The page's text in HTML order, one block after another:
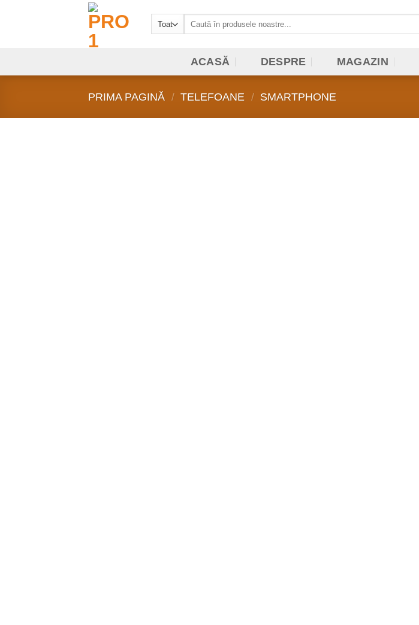
ACASĂ DESPRE MAGAZIN
PRIMA PAGINĂ / TELEFOANE / SMARTPHONE